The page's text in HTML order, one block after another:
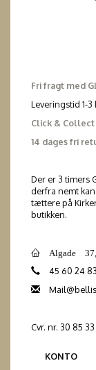
Fri fragt med
Leveringstid 1-
Click & Collect
14 dages fri
Der er 3 timers
derfra nemt
tættere på
butikken.
Algade
45 60 24
Cvr. nr. 30 85 33
KONTO